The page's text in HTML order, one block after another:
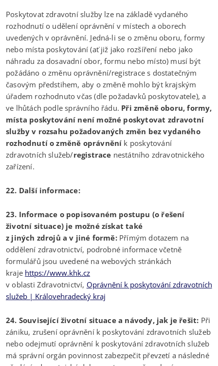
Poskytovat zdravotní služby lze na základě vydaného
rozhodnutí o udělení oprávnění v místech a oborech
uvedených v oprávnění. Jedná-li se o změnu oboru, formy
nebo místa poskytování (ať již jako rozšíření nebo jako
náhradu za dosavadní obor, formu nebo místo) musí být
požádáno o změnu oprávnění/registrace s dostatečným
časovým předstihem, aby o změně mohlo být krajským
úřadem rozhodnuto včas (dle požadavků poskytovatele), a
ve lhůtách podle správního řádu. Při změně oboru, formy,
místa poskytování není možné poskytovat zdravotní
služby v rozsahu požadovaných změn bez vydaného
rozhodnutí o změně oprávnění k poskytování
zdravotních služeb/registrace nestátního zdravotnického
zařízení.
22. Další informace:
23. Informace o popisovaném postupu (o řešení
životní situace) je možné získat také
z jiných zdrojů a v jiné formě: Přímým dotazem na
oddělení zdravotnictví, podrobné informace včetně
formulářů jsou uvedené na webových stránkách
kraje https://www.khk.cz
v oblasti Zdravotnictví, Oprávnění k poskytování zdravotních
služeb | Královehradecký kraj
24. Související životní situace a návody, jak je řešit: Při
zániku, zrušení oprávnění k poskytování zdravotních služeb
nebo odejmutí oprávnění k poskytování zdravotních služeb
má správní orgán povinnost zabezpečit převzetí a následné